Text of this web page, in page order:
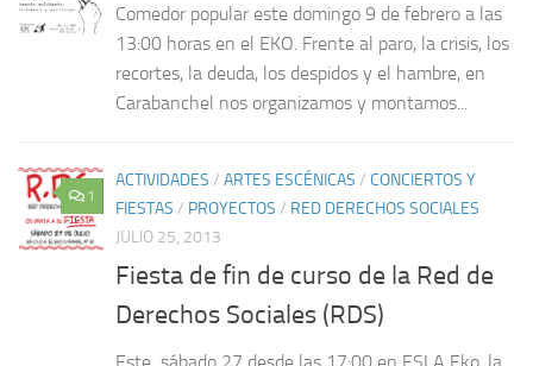
Comedor popular este domingo 9 de febrero a las
13:00 horas en el EKO. Frente al paro, la crisis, los
recortes, la deuda, los despidos y el hambre, en
Carabanchel nos organizamos y montamos...
1
ACTIVIDADES / ARTES ESCÉNICAS / CONCIERTOS Y
FIESTAS / PROYECTOS / RED DERECHOS SOCIALES
JULIO 25, 2013
Fiesta de fin de curso de la Red de
Derechos Sociales (RDS)